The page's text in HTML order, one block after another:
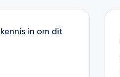
in om dit